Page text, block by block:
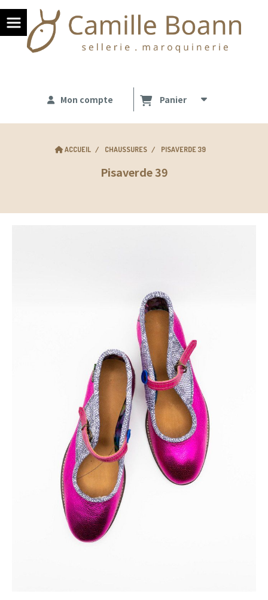
Mon compte Panier
ACCUEIL CHAUSSURES PISAVERDE 39
Pisaverde 39